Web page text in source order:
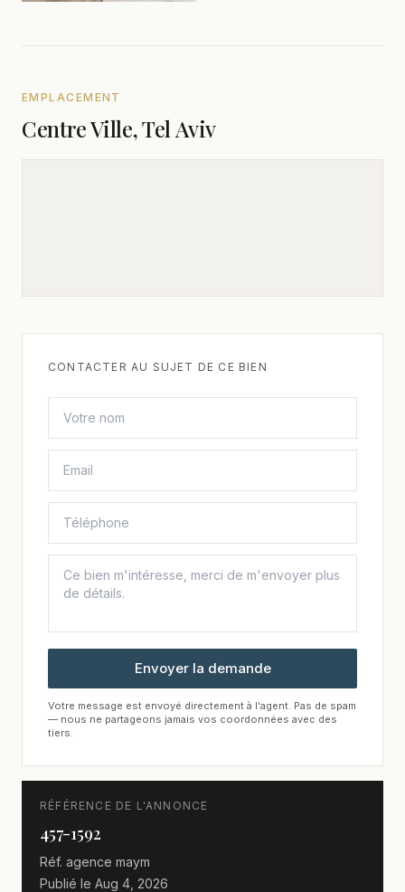
EMPLACEMENT
Centre Ville, Tel Aviv
CONTACTER AU SUJET DE CE BIEN
Envoyer la demande
Votre message est envoyé directement à l'agent. Pas de spam
— nous ne partageons jamais vos coordonnées avec des
tiers.
RÉFÉRENCE DE L'ANNONCE
457-1592
Réf. agence maym
Publié le Aug 4, 2026